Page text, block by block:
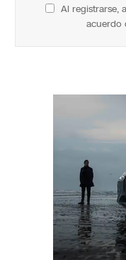
Al registrarse,
acuerdo